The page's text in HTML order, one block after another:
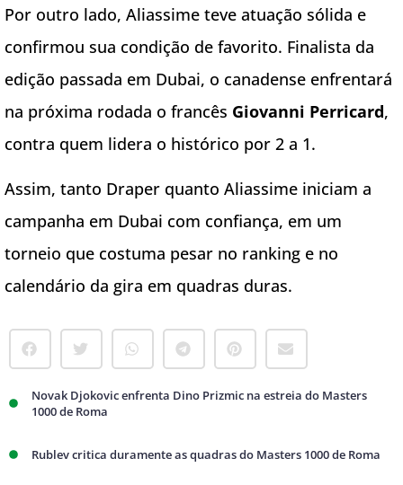
Por outro lado, Aliassime teve atuação sólida e
confirmou sua condição de favorito. Finalista da
edição passada em Dubai, o canadense enfrentará
na próxima rodada o francês Giovanni Perricard,
contra quem lidera o histórico por 2 a 1.
Assim, tanto Draper quanto Aliassime iniciam a
campanha em Dubai com confiança, em um
torneio que costuma pesar no ranking e no
calendário da gira em quadras duras.
Novak Djokovic enfrenta Dino Prizmic na estreia do Masters
1000 de Roma
Rublev critica duramente as quadras do Masters 1000 de Roma